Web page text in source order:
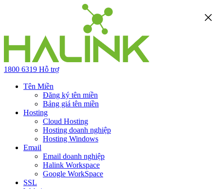
1800 6319 Hỗ trợ
Tên Miền
Đăng ký tên miền
Bảng giá tên miền
Hosting
Cloud Hosting
Hosting doanh nghiệp
Hosting Windows
Email
Email doanh nghiệp
Halink Workspace
Google WorkSpace
SSL